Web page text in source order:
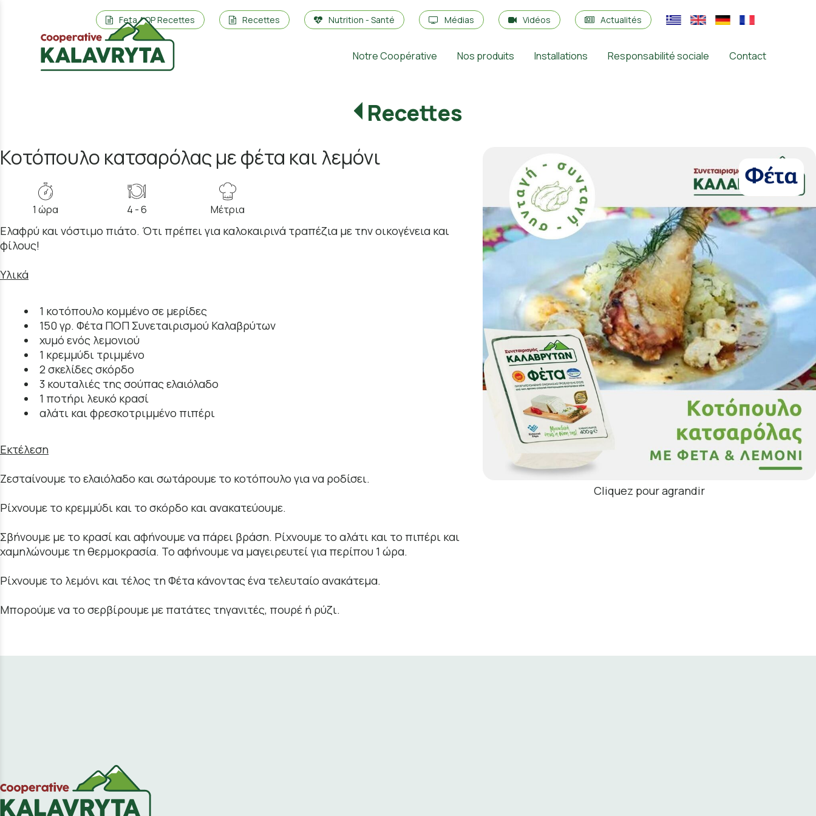
Feta AOP Recettes Recettes Nutrition - Santé Médias Vidéos Actualités
Notre Coopérative Nos produits Installations Responsabilité sociale Contact
Recettes
Cliquez pour agrandir
Κοτόπουλο κατσαρόλας με φέτα και λεμόνι
1 ώρα 4 - 6 Μέτρια
Ελαφρύ και νόστιμο πιάτο. Ότι πρέπει για καλοκαιρινά τραπέζια με την οικογένεια και
φίλους!
Υλικά
1 κοτόπουλο κομμένο σε μερίδες
150 γρ. Φέτα ΠΟΠ Συνεταιρισμού Καλαβρύτων
χυμό ενός λεμονιού
1 κρεμμύδι τριμμένο
2 σκελίδες σκόρδο
3 κουταλιές της σούπας ελαιόλαδο
1 ποτήρι λευκό κρασί
αλάτι και φρεσκοτριμμένο πιπέρι
Εκτέλεση
Ζεσταίνουμε το ελαιόλαδο και σωτάρουμε το κοτόπουλο για να ροδίσει.
Ρίχνουμε το κρεμμύδι και το σκόρδο και ανακατεύουμε.
Σβήνουμε με το κρασί και αφήνουμε να πάρει βράση. Ρίχνουμε το αλάτι και το πιπέρι και
χαμηλώνουμε τη θερμοκρασία. Το αφήνουμε να μαγειρευτεί για περίπου 1 ώρα.
Ρίχνουμε το λεμόνι και τέλος τη Φέτα κάνοντας ένα τελευταίο ανακάτεμα.
Μπορούμε να το σερβίρουμε με πατάτες τηγανιτές, πουρέ ή ρύζι.